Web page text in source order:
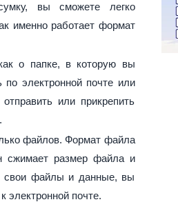
вы сможете легко
именно работает формат
о папке, в которую вы
электронной почте или
или прикрепить
файлов. Формат файла
сжимает размер файла и
свои файлы и данные, вы
электронной почте.